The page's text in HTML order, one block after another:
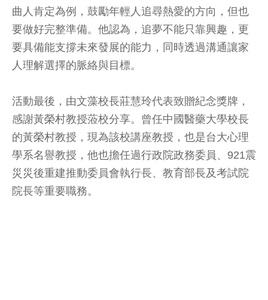
曲人肯定為例，鼓勵年輕人追尋熱愛的方向，但也
要做好完整準備。他認為，追夢不能只靠興趣，更
要具備能支撐未來發展的能力，同時透過溝通讓家
人理解選擇的脈絡與目標。
活動最後，由文藻校長莊慧玲代表致贈紀念獎牌，
感謝黃榮村教授蒞校分享。曾任中國醫藥大學校長
的黃榮村教授，現為該校講座教授，也是台大心理
學系名譽教授，他也擔任過行政院政務委員、921震
災災後重建推動委員會執行長、教育部長及考試院
院長等重要職務。